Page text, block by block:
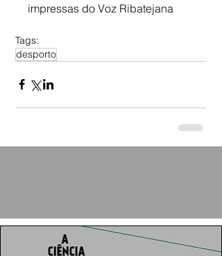
impressas do Voz Ribatejana
Tags:
desporto